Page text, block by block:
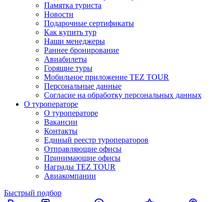
Памятка туриста
Новости
Подарочные сертификаты
Как купить тур
Наши менеджеры
Раннее бронирование
Авиабилеты
Горящие туры
Мобильное приложение TEZ TOUR
Персональные данные
Согласие на обработку персональных данных
О туроператоре
О туроператоре
Вакансии
Контакты
Единый реестр туроператоров
Отправляющие офисы
Принимающие офисы
Награды TEZ TOUR
Авиакомпании
Быстрый подбор